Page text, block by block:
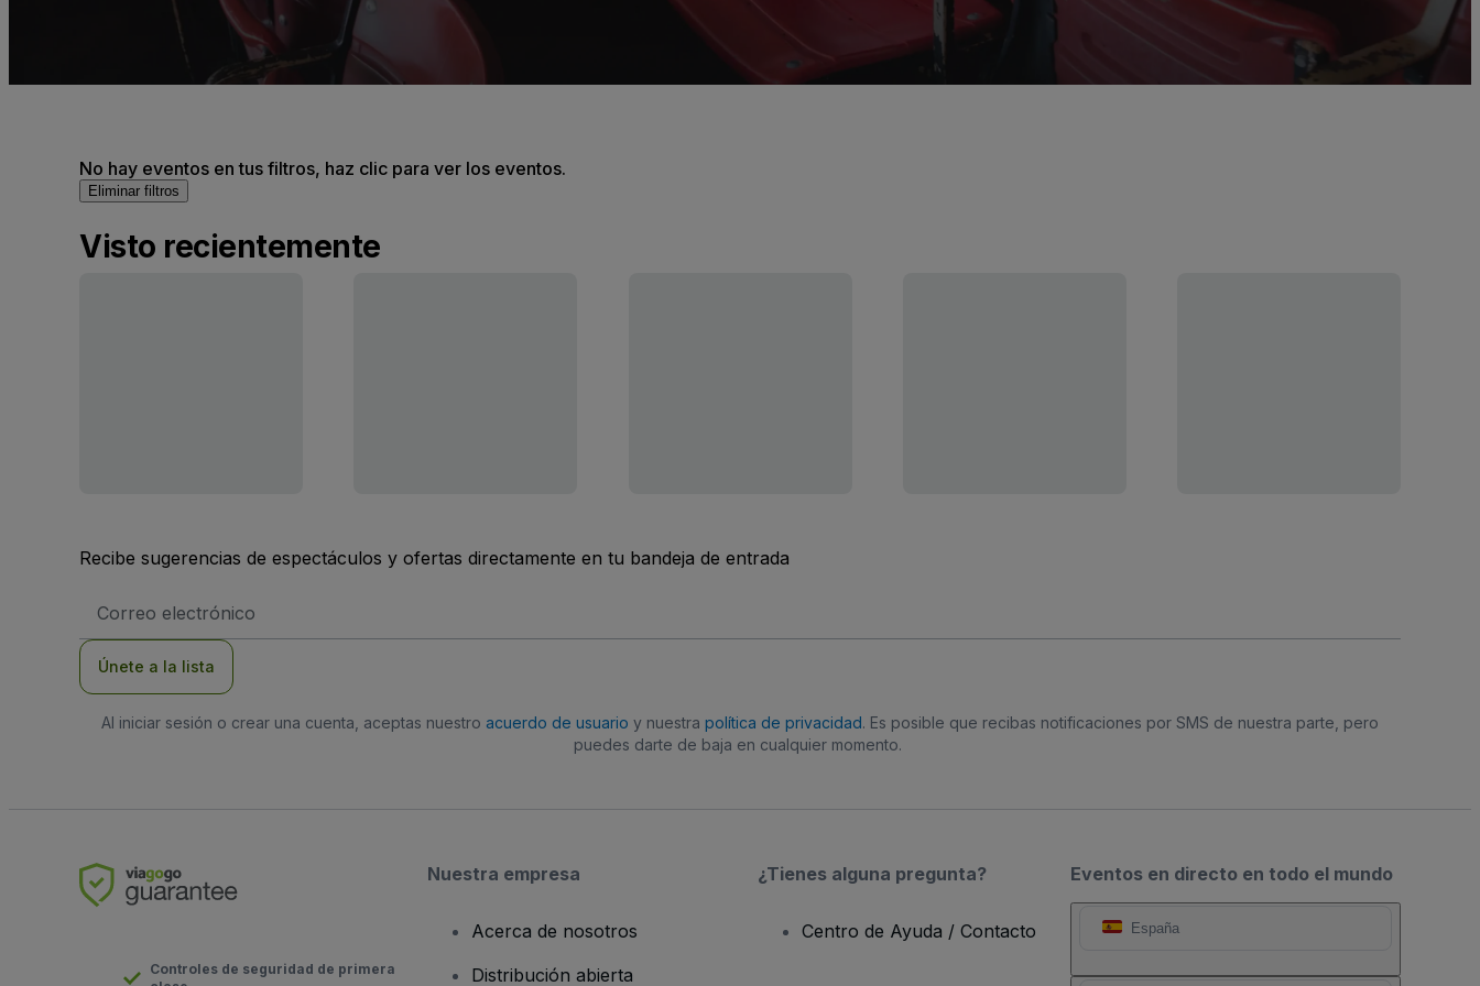
No hay eventos en tus filtros, haz clic para ver los eventos.
Eliminar filtros
Visto recientemente
Recibe sugerencias de espectáculos y ofertas directamente en tu bandeja de entrada
de
Únete a la lista
Al iniciar sesión o crear una cuenta, aceptas nuestro acuerdo de usuario y nuestra política de privacidad. Es posible que recibas notificaciones por SMS de nuestra parte, pero
puedes darte de baja en cualquier momento.
Eventos en directo en todo el mundo
España
Controles de seguridad de primera
Nuestra empresa
Acerca de nosotros
Distribución abierta
¿Tienes alguna pregunta?
Centro de Ayuda / Contacto